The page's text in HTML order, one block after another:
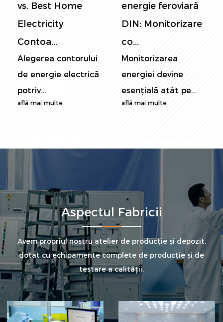
vs. Best Home
Electricity
Contoa...
Alegerea contorului
de energie electrică
potriv...
află mai multe
energie feroviară
DIN: Monitorizare
co...
Monitorizarea
energiei devine
esențială atât pe...
află mai multe
Aspectul Fabricii
Avem propriul nostru atelier de producție și depozit,
dotat cu echipamente complete de producție și de
testare a calității.